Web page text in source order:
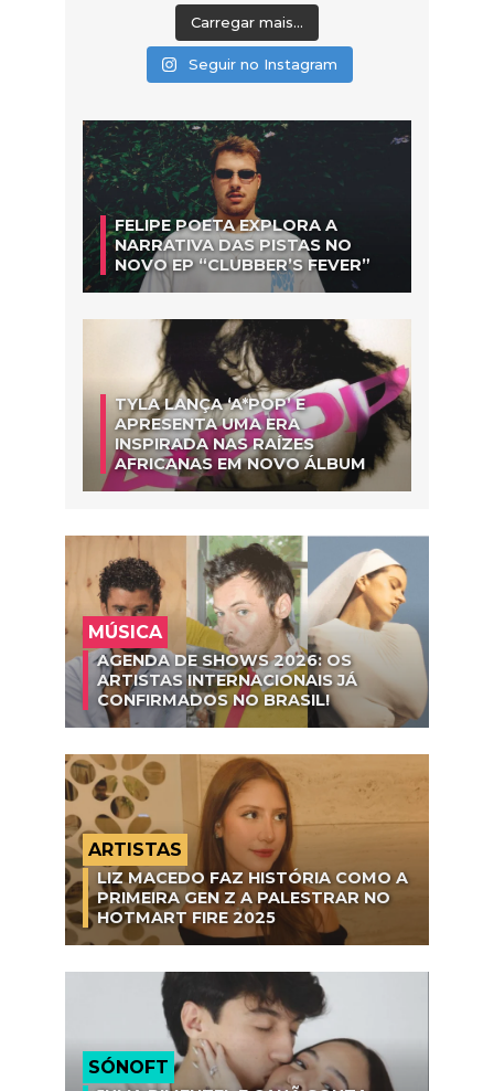
Carregar mais...
Seguir no Instagram
FELIPE POETA EXPLORA A
NARRATIVA DAS PISTAS NO
NOVO EP “CLUBBER’S FEVER”
TYLA LANÇA ‘A*POP’ E
APRESENTA UMA ERA
INSPIRADA NAS RAÍZES
AFRICANAS EM NOVO ÁLBUM
MÚSICA
AGENDA DE SHOWS 2026: OS
ARTISTAS INTERNACIONAIS JÁ
CONFIRMADOS NO BRASIL!
ARTISTAS
LIZ MACEDO FAZ HISTÓRIA COMO A
PRIMEIRA GEN Z A PALESTRAR NO
HOTMART FIRE 2025
SÓNOFT